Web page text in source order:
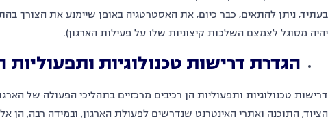
בעתיד, ניתן להתאים, כבר כיום, את האסטרטגיה באופן שיימנע את הצורך
יהיה מסוגל לצמצם השלכות קיצוניות שלו על פעילות הארגון).
הגדרת דרישות טכנולוגיות
דרישות טכנולוגיות ותפעוליות הן רכיבים מרכזיים בתהליכי הפעולה של
הציוד, התוכנה ואתרי האינטרנט שנדרשים לפעולת הארגון, ובמידה רבה, הן